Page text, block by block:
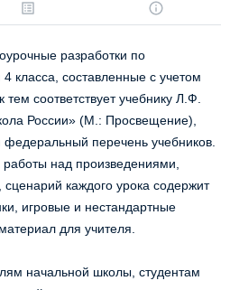
разработки по
класса, составленные с учетом
соответствует учебнику Л.Ф.
России» (М.: Просвещение),
перечень учебников.
над произведениями,
каждого урока содержит
игровые и нестандартные
для учителя.
начальной школы, студентам